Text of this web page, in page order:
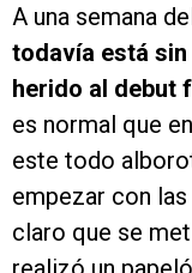
A una semana
todavía está
herido al debut
es normal que
este todo
empezar con
claro que se